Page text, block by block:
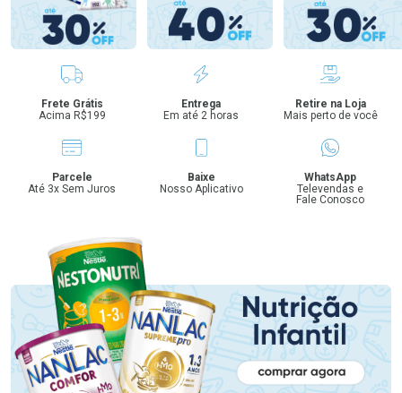
Benefícios
Frete Grátis
Acima R$199
Entrega
Em até 2 horas
Retire na Loja
Mais perto de você
Parcele
Até 3x Sem Juros
Baixe
Nosso Aplicativo
WhatsApp
Televendas e
Fale Conosco